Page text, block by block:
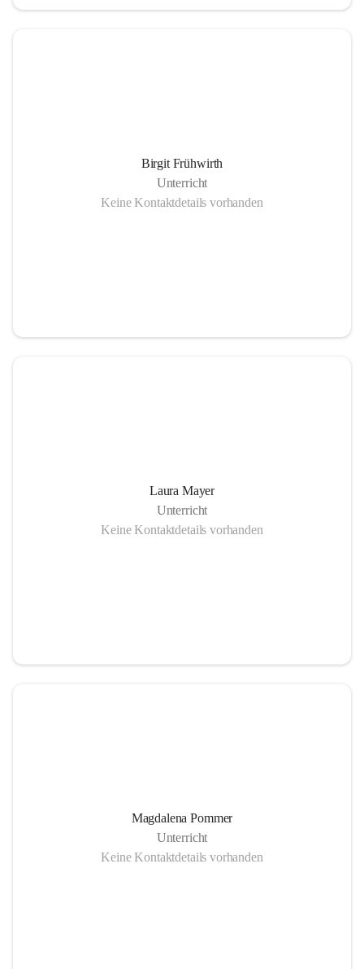
Birgit Frühwirth
Unterricht
Keine Kontaktdetails vorhanden
Laura Mayer
Unterricht
Keine Kontaktdetails vorhanden
Magdalena Pommer
Unterricht
Keine Kontaktdetails vorhanden